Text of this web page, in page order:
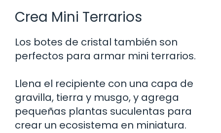
Crea Mini Terrarios
Los botes de cristal también son
perfectos para armar mini terrarios.
Llena el recipiente con una capa de
gravilla, tierra y musgo, y agrega
pequeñas plantas suculentas para
crear un ecosistema en miniatura.